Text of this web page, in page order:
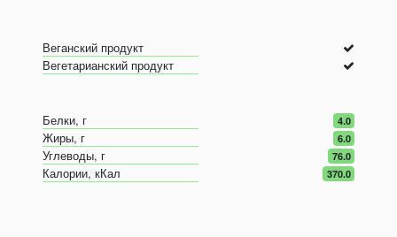
Веганский продукт
Вегетарианский продукт
Белки, г 4.0
Жиры, г 6.0
Углеводы, г 76.0
Калории, кКал 370.0